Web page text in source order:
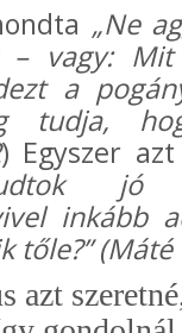
„Ne
– vagy:
a
tudja,
) Egyszer
jó
inkább
tőle?” (Máté
azt